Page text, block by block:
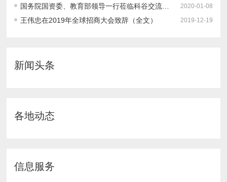
国务院国资委、教育部领导一行莅临科谷交流座谈 探讨新形势下科谷人才培养定位和方向 2020-01-08
王伟忠在2019年全球招商大会致辞（全文） 2019-12-19
新闻头条
各地动态
信息服务